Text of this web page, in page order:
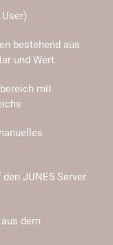
bestehend aus
und Wert
mit
JUNE5 Server
dem